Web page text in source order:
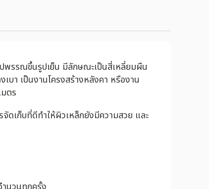
รรณขึ้นรูปเย็น มีลักษณะเป็นสี่เหลี่ยมผืน
บา เป็นงานโครงสร้างหลังคา หรืองาน
ตร
เก็บที่ดีทำให้ผิวเหล็กยังมีความสวย และ